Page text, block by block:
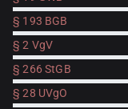
§ 193 BGB
§ 2 VgV
§ 266 StGB
§ 28 UVgO